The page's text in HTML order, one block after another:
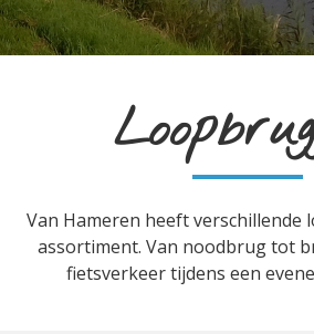
Van Hameren heeft
assortiment. Van noodbrug tot
fietsverkeer tijdens een